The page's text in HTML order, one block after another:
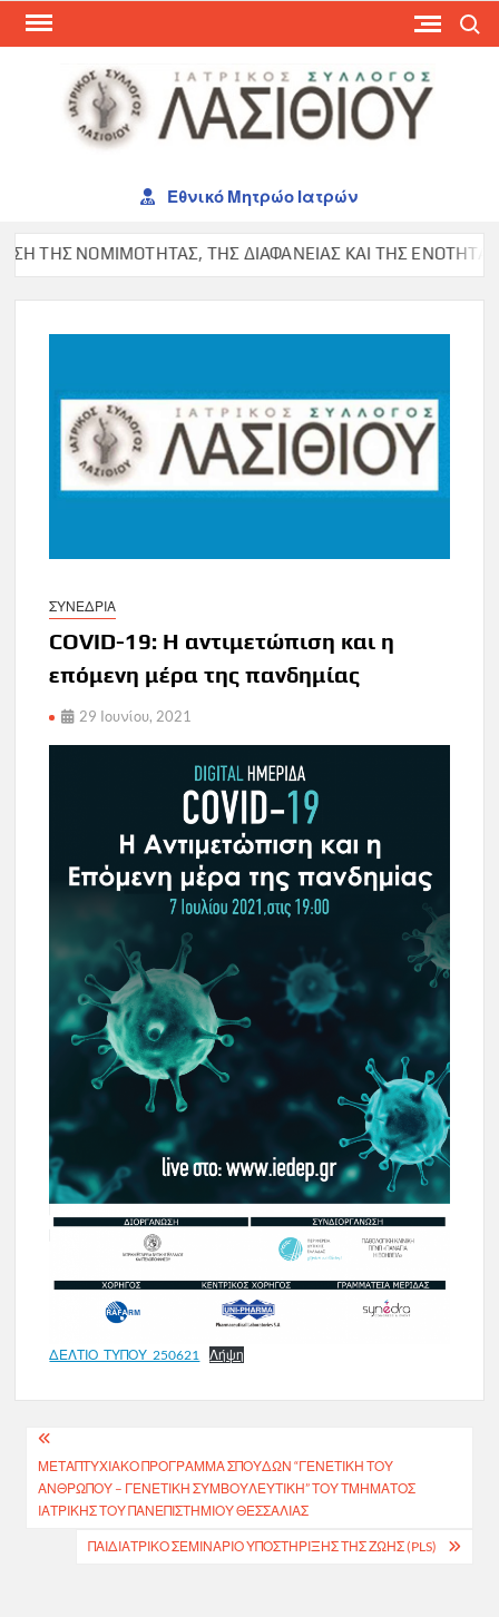
Skip
Εθνικό Μητρώο Ιατρών
ΝΟΜΙΜΟΤΗΤΑΣ, ΤΗΣ ΔΙΑΦΑΝΕΙΑΣ ΚΑΙ ΤΗΣ ΕΝΟΤΗΤΑΣ
ΣΥΝΕΔΡΙΑ
COVID-19: Η αντιμετώπιση και η
επόμενη μέρα της πανδημίας
29 Ιουνίου, 2021
ΔΕΛΤΙΟ_ΤΥΠΟΥ_250621 Λήψη
Πλοήγηση
άρθρων
ΜΕΤΑΠΤΥΧΙΑΚΌ ΠΡΌΓΡΑΜΜΑ ΣΠΟΥΔΏΝ “ΓΕΝΕΤΙΚΉ ΤΟΥ
ΑΝΘΡΏΠΟΥ – ΓΕΝΕΤΙΚΉ ΣΥΜΒΟΥΛΕΥΤΙΚΉ” ΤΟΥ ΤΜΉΜΑΤΟΣ
ΙΑΤΡΙΚΉΣ ΤΟΥ ΠΑΝΕΠΙΣΤΗΜΊΟΥ ΘΕΣΣΑΛΊΑΣ
ΠΑΙΔΙΑΤΡΙΚΟ ΣΕΜΙΝΑΡΙΟ ΥΠΟΣΤΗΡΙΞΗΣ ΤΗΣ ΖΩΗΣ (PLS)